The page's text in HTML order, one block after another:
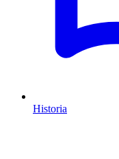
Historia